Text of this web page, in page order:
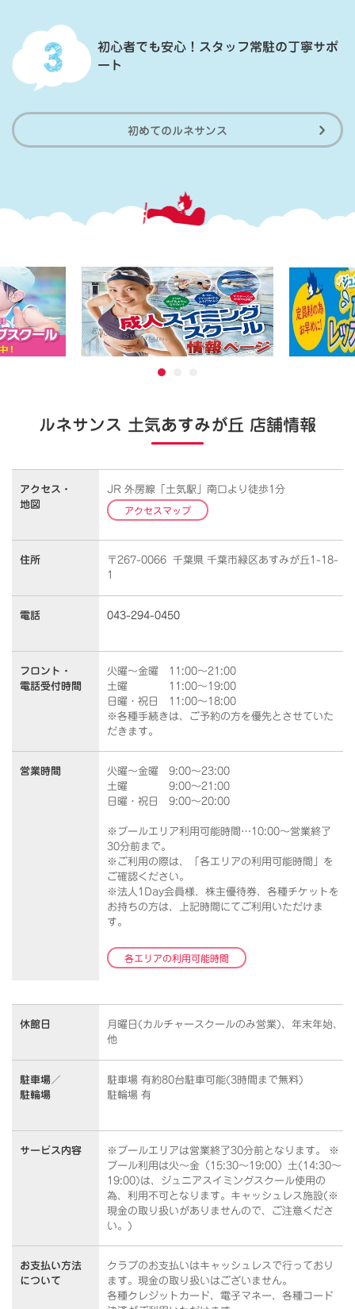
初心者でも安心！スタッフ常駐の丁寧サポ
ート
初めてのルネサンス
ルネサンス 土気あすみが丘 店舗情報
アクセス・
地図
JR 外房線「土気駅」南口より徒歩1分
アクセスマップ
住所
〒267-0066 千葉県 千葉市緑区あすみが丘1-18-
1
電話 043-294-0450
フロント・
電話受付時間
火曜～金曜 11:00～21:00
土曜 11:00～19:00
日曜・祝日 11:00～18:00
※各種手続きは、ご予約の方を優先とさせていた
だきます。
営業時間
火曜～金曜 9:00～23:00
土曜 9:00～21:00
日曜・祝日 9:00～20:00
※プールエリア利用可能時間…10:00～営業終了
30分前まで。
※ご利用の際は、「各エリアの利用可能時間」を
ご確認ください。
※法人1Day会員様、株主優待券、各種チケットを
お持ちの方は、上記時間にてご利用いただけま
す。
各エリアの利用可能時間
休館日
月曜日(カルチャースクールのみ営業)、年末年始、
他
駐車場／
駐輪場
駐車場 有約80台駐車可能(3時間まで無料)
駐輪場 有
サービス内容
※プールエリアは営業終了30分前となります。 ※
プール利用は火～金（15:30～19:00）土(14:30～
19:00)は、ジュニアスイミングスクール使用の
為、利用不可となります。キャッシュレス施設(※
現金の取り扱いがありませんので、ご注意くださ
い。)
お支払い方法
について
クラブのお支払いはキャッシュレスで行っており
ます。 現金の取り扱いはございません。
各種クレジットカード、電子マネー、各種コード